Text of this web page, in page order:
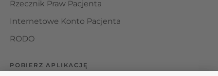
Rzecznik Praw Pacjenta
Internetowe Konto Pacjenta
RODO
POBIERZ APLIKACJĘ